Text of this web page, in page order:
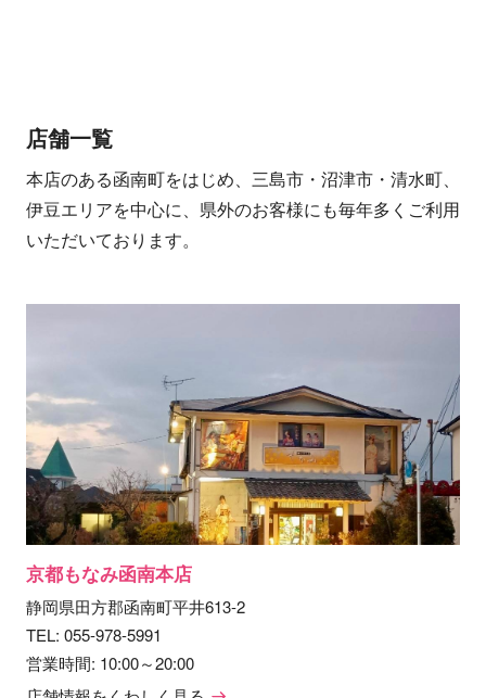
店舗一覧
本店のある函南町をはじめ、三島市・沼津市・清水町、
伊豆エリアを中心に、県外のお客様にも毎年多くご利用
いただいております。
京都もなみ函南本店
静岡県田方郡函南町平井613-2
TEL: 055-978-5991
営業時間: 10:00～20:00